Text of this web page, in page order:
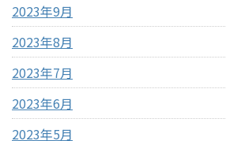
2023年9月
2023年8月
2023年7月
2023年6月
2023年5月